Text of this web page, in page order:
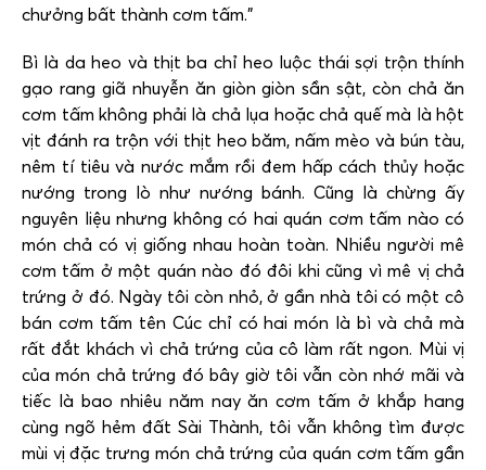
chưởng bất thành cơm tấm.”
Bì là da heo và thịt ba chỉ heo luộc thái sợi trộn thính
gạo rang giã nhuyễn ăn giòn giòn sần sật, còn chả ăn
cơm tấm không phải là chả lụa hoặc chả quế mà là hột
vịt đánh ra trộn với thịt heo băm, nấm mèo và bún tàu,
nêm tí tiêu và nước mắm rồi đem hấp cách thủy hoặc
nướng trong lò như nướng bánh. Cũng là chừng ấy
nguyên liệu nhưng không có hai quán cơm tấm nào có
món chả có vị giống nhau hoàn toàn. Nhiều người mê
cơm tấm ở một quán nào đó đôi khi cũng vì mê vị chả
trứng ở đó. Ngày tôi còn nhỏ, ở gần nhà tôi có một cô
bán cơm tấm tên Cúc chỉ có hai món là bì và chả mà
rất đắt khách vì chả trứng của cô làm rất ngon. Mùi vị
của món chả trứng đó bây giờ tôi vẫn còn nhớ mãi và
tiếc là bao nhiêu năm nay ăn cơm tấm ở khắp hang
cùng ngõ hẻm đất Sài Thành, tôi vẫn không tìm được
mùi vị đặc trưng món chả trứng của quán cơm tấm gần